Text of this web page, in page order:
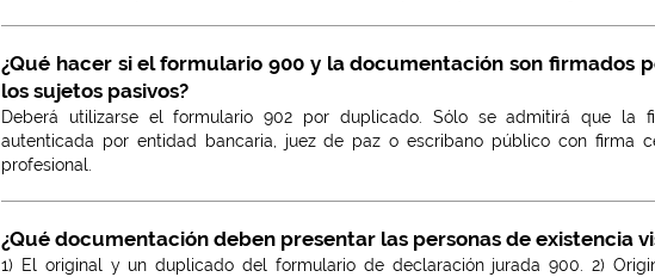
¿Qué hacer si el formulario 900 y la documentación son firmados
los sujetos pasivos?
Deberá utilizarse el formulario 902 por duplicado. Sólo se admitirá que la
autenticada por entidad bancaria, juez de paz o escribano público con firma
profesional.
¿Qué documentación deben presentar las personas de existencia
1) El original y un duplicado del formulario de declaración jurada 900. 2)